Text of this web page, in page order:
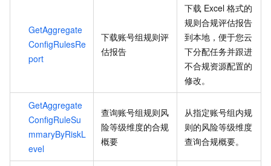
GetAggregate
ConfigRulesRe
port
下载账号组规则评
估报告
下载 Excel 格式的
规则合规评估报告
到本地，便于您云
下分配任务并跟进
不合规资源配置的
修改。
GetAggregate
ConfigRuleSu
mmaryByRiskL
evel
查询账号组规则风
险等级维度的合规
概要
从指定账号组内规
则的风险等级维度
查询合规概要。